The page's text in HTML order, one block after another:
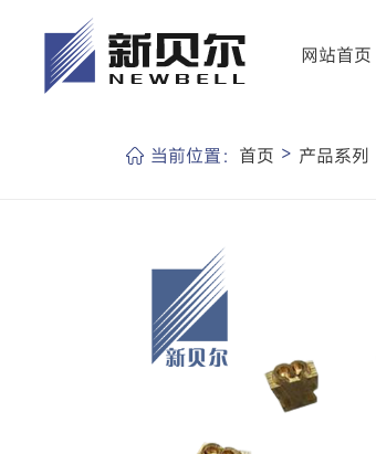
网站首页
当前位置： 首页 > 产品系列